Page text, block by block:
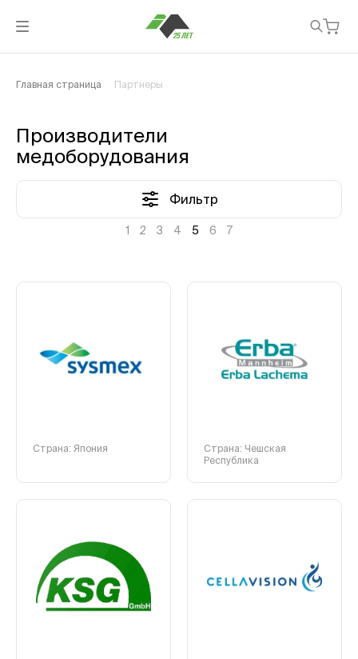
Главная страница Партнеры
Производители
медоборудования
Фильтр
1 2 3 4 5 6 7
Страна: Япония
Страна: Чешская
Республика